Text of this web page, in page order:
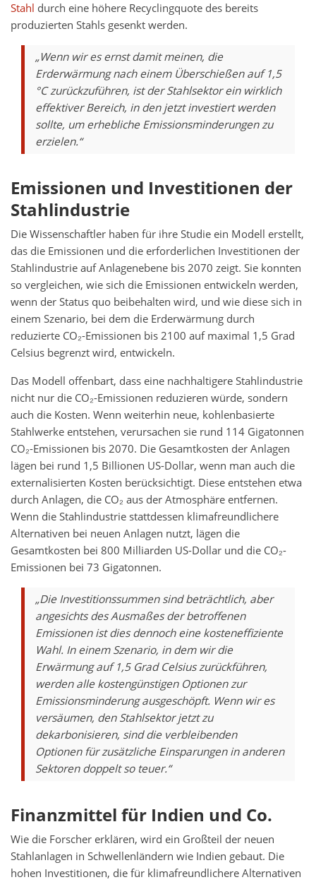
Stahl durch eine höhere Recyclingquote des bereits
produzierten Stahls gesenkt werden.
„Wenn wir es ernst damit meinen, die
Erderwärmung nach einem Überschießen auf 1,5
°C zurückzuführen, ist der Stahlsektor ein wirklich
effektiver Bereich, in den jetzt investiert werden
sollte, um erhebliche Emissionsminderungen zu
erzielen.“
Emissionen und Investitionen der
Stahlindustrie
Die Wissenschaftler haben für ihre Studie ein Modell erstellt,
das die Emissionen und die erforderlichen Investitionen der
Stahlindustrie auf Anlagenebene bis 2070 zeigt. Sie konnten
so vergleichen, wie sich die Emissionen entwickeln werden,
wenn der Status quo beibehalten wird, und wie diese sich in
einem Szenario, bei dem die Erderwärmung durch
reduzierte CO₂-Emissionen bis 2100 auf maximal 1,5 Grad
Celsius begrenzt wird, entwickeln.
Das Modell offenbart, dass eine nachhaltigere Stahlindustrie
nicht nur die CO₂-Emissionen reduzieren würde, sondern
auch die Kosten. Wenn weiterhin neue, kohlenbasierte
Stahlwerke entstehen, verursachen sie rund 114 Gigatonnen
CO₂-Emissionen bis 2070. Die Gesamtkosten der Anlagen
lägen bei rund 1,5 Billionen US-Dollar, wenn man auch die
externalisierten Kosten berücksichtigt. Diese entstehen etwa
durch Anlagen, die CO₂ aus der Atmosphäre entfernen.
Wenn die Stahlindustrie stattdessen klimafreundlichere
Alternativen bei neuen Anlagen nutzt, lägen die
Gesamtkosten bei 800 Milliarden US-Dollar und die CO₂-
Emissionen bei 73 Gigatonnen.
„Die Investitionssummen sind beträchtlich, aber
angesichts des Ausmaßes der betroffenen
Emissionen ist dies dennoch eine kosteneffiziente
Wahl. In einem Szenario, in dem wir die
Erwärmung auf 1,5 Grad Celsius zurückführen,
werden alle kostengünstigen Optionen zur
Emissionsminderung ausgeschöpft. Wenn wir es
versäumen, den Stahlsektor jetzt zu
dekarbonisieren, sind die verbleibenden
Optionen für zusätzliche Einsparungen in anderen
Sektoren doppelt so teuer.“
Finanzmittel für Indien und Co.
Wie die Forscher erklären, wird ein Großteil der neuen
Stahlanlagen in Schwellenländern wie Indien gebaut. Die
hohen Investitionen, die für klimafreundlichere Alternativen